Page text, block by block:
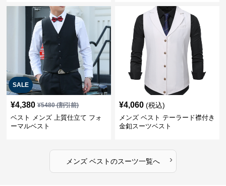
SALE
¥4,380 ¥5480(割引前)
ベスト メンズ 上質仕立て フォ
ーマルベスト
¥4,060 (税込)
メンズ ベスト テーラード襟付き
金釦スーツベスト
メンズ ベストのスーツ一覧へ ›